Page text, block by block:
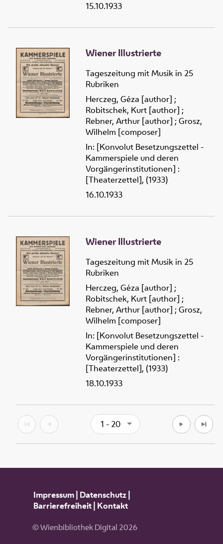
15.10.1933
Wiener Illustrierte
Tageszeitung mit Musik in 25
Rubriken
Herczeg, Géza [author] ;
Robitschek, Kurt [author] ;
Rebner, Arthur [author] ; Grosz,
Wilhelm [composer]
In: [Konvolut Besetzungszettel -
Kammerspiele und deren
Vorgängerinstitutionen] :
[Theaterzettel], (1933)
16.10.1933
Wiener Illustrierte
Tageszeitung mit Musik in 25
Rubriken
Herczeg, Géza [author] ;
Robitschek, Kurt [author] ;
Rebner, Arthur [author] ; Grosz,
Wilhelm [composer]
In: [Konvolut Besetzungszettel -
Kammerspiele und deren
Vorgängerinstitutionen] :
[Theaterzettel], (1933)
18.10.1933
1 - 20
Impressum| Datenschutz|
Barrierefreiheit| Kontakt
© Wienbibliothek Digital 2026